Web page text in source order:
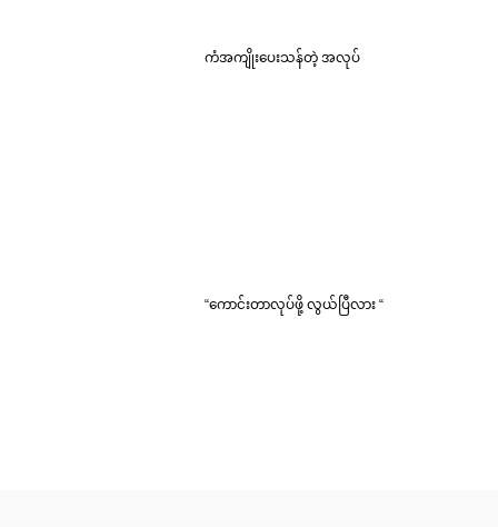
ကံအကျိုးပေးသန်တဲ့ အလုပ်
“ကောင်းတာလုပ်ဖို့ လွယ်ပြီလား “